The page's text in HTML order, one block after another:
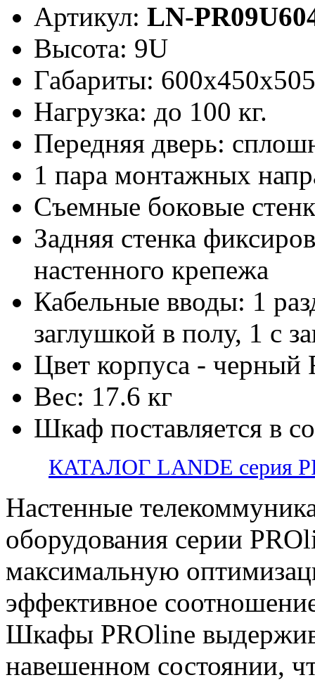
Артикул: LN-
Высота: 9U
Габариты:
Нагрузка: до 100 кг.
Передняя дверь:
1 пара монтажных
Съемные боковые
Задняя стенка
настенного крепежа
Кабельные вводы: 1
заглушкой в полу, 1 с
Цвет корпуса - черный
Вес: 17.6 кг
Шкаф поставляется в
КАТАЛОГ LANDE серия
Настенные
оборудования серии
максимальную
эффективное
Шкафы PROline
навешенном состоянии,